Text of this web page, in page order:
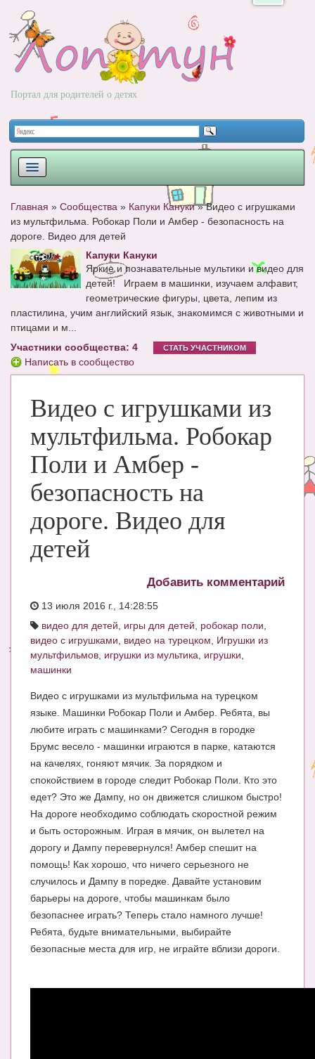
Портал для родителей о детях
РОДЫ
НОВОРОЖДЕННЫЙ
РАЗВИТИЕ
ЧАТ
КНИГИ
Сказки
ПСИХОЛОГИЯ
ЗДОРОВЬЕ
МОДА И КРАСОТА
КОНКУРСЫ
СООБЩЕСТВА
БЕРЕМЕННОСТЬ
Календарь беременности
Энциклопедия
Имена. Святцы
Энциклопедия беременных
Мамина энциклопедия
СЕРВИСЫ И ПРИЛОЖЕНИЯ
Сервис. Оценка роста и веса ребенка
Приложения для Android
Полезные ссылки
Опросы
НОВОСТИ ЛОПОТУНА
Блог Администратора
Главная » Сообщества » Капуки Кануки»Видео с игрушками
из мультфильма. Робокар Поли и Амбер - безопасность на
дороге. Видео для детей
Капуки Кануки
Яркие и познавательные мультики и видео для
детей! Играем в машинки, изучаем алфавит,
геометрические фигуры, цвета, лепим из
пластилина, учим английский язык, знакомимся с животными и
птицами и м...
Участники сообщества: 4
СТАТЬ УЧАСТНИКОМ
Написать в сообщество
Видео с игрушками из
мультфильма. Робокар
Поли и Амбер -
безопасность на
дороге. Видео для
детей
Добавить комментарий
13 июля 2016 г., 14:28:55
видео для детей
игры для детей робокар поли
видео с игрушками
видео на турецком
Игрушки из
мультфильмов игрушки из мультика игрушки
машинки
Видео с игрушками из мультфильма на турецком
языке. Машинки Робокар Поли и Амбер. Ребята, вы
любите играть с машинками? Сегодня в городке
Брумс весело - машинки играются в парке, катаются
на качелях, гоняют мячик. За порядком и
спокойствием в городе следит Робокар Поли. Кто это
едет? Это же Дампу, но он движется слишком быстро!
На дороге необходимо соблюдать скоростной режим
и быть осторожным. Играя в мячик, он вылетел на
дорогу и Дампу перевернулся! Амбер спешит на
помощь! Как хорошо, что ничего серьезного не
случилось и Дампу в поредке. Давайте установим
барьеры на дороге, чтобы машинкам было
безопаснее играть? Теперь стало намного лучше!
Ребята, будьте внимательными, выбирайте
безопасные места для игр, не играйте вблизи дороги.